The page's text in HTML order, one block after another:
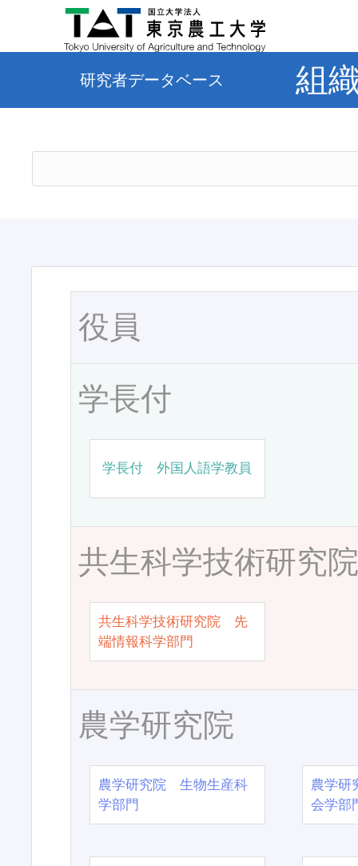
研究者データベース 組
役員
学長付
学長付 外国人語学教員
共生科学技術研究
共生科学技術研究院 先
端情報科学部門
農学研究院
農学研究院 生物生産科
学部門
農学
会学部